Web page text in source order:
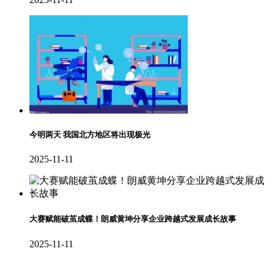
今明两天 我国北方地区将出现极光
2025-11-11
大赛赋能破茧成蝶！朗威黄坤分享企业跨越式发展成长故事
2025-11-11